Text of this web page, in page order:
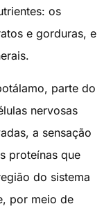
os
e gorduras, e
parte do
nervosas
a sensação
proteínas que
do sistema
por meio de